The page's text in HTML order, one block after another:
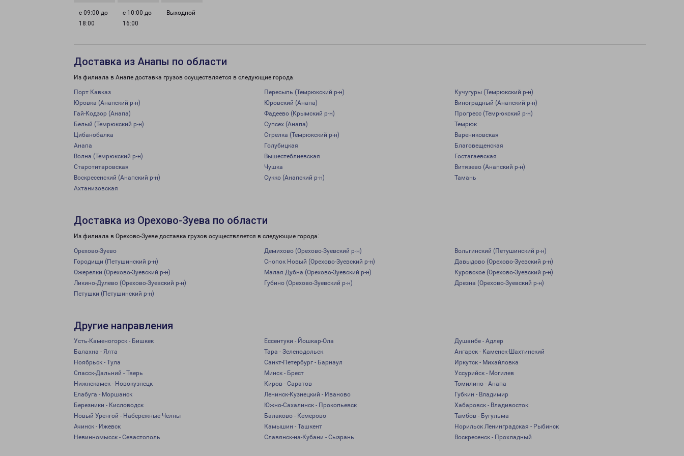
с 09:00 до
18:00
с 10:00 до
16:00
Выходной
Доставка из Анапы по области
Из филиала в Анапе доставка грузов осуществляется в следующие города:
Порт Кавказ Пересыпь (Темрюкский р-н)
Кучугуры (Темрюкский р-н)
Юровка (Анапский р-н)
Юровский (Анапа)
Виноградный (Анапский р-н)
Гай-Кодзор (Анапа)
Фадеево (Крымский р-н)
Прогресс (Темрюкский р-н)
Белый (Темрюкский р-н)
Супсех (Анапа)
Темрюк
Цибанобалка
Стрелка (Темрюкский р-н)
Варениковская
Анапа
Голубицкая
Благовещенская
Волна (Темрюкский р-н)
Вышестеблиевская
Гостагаевская
Старотитаровская
Чушка
Витязево (Анапский р-н)
Воскресенский (Анапский р-н)
Сукко (Анапский р-н)
Тамань
Ахтанизовская
Доставка из Орехово-Зуева по области
Из филиала в Орехово-Зуеве доставка грузов осуществляется в следующие города:
Орехово-Зуево Демихово (Орехово-Зуевский р-н)
Вольгинский (Петушинский р-н)
Городищи (Петушинский р-н)
Снопок Новый (Орехово-Зуевский р-н)
Давыдово (Орехово-Зуевский р-н)
Ожерелки (Орехово-Зуевский р-н)
Малая Дубна (Орехово-Зуевский р-н)
Куровское (Орехово-Зуевский р-н)
Ликино-Дулево (Орехово-Зуевский р-н)
Губино (Орехово-Зуевский р-н)
Дрезна (Орехово-Зуевский р-н)
Петушки (Петушинский р-н)
Другие направления
Усть-Каменогорск - Бишкек Ессентуки - Йошкар-Ола
Душанбе - Адлер
Балахна - Ялта
Тара - Зеленодольск
Ангарск - Каменск-Шахтинский
Ноябрьск - Тула
Санкт-Петербург - Барнаул
Иркутск - Михайловка
Спасск-Дальний - Тверь
Минск - Брест
Уссурийск - Могилев
Нижнекамск - Новокузнецк
Киров - Саратов
Томилино - Анапа
Елабуга - Моршанск
Ленинск-Кузнецкий - Иваново
Губкин - Владимир
Березники - Кисловодск
Южно-Сахалинск - Прокопьевск
Хабаровск - Владивосток
Новый Уренгой - Набережные Челны
Балаково - Кемерово
Тамбов - Бугульма
Ачинск - Ижевск
Камышин - Ташкент
Норильск Ленинградская - Рыбинск
Невинномысск - Севастополь
Славянск-на-Кубани - Сызрань Воскресенск - Прохладный